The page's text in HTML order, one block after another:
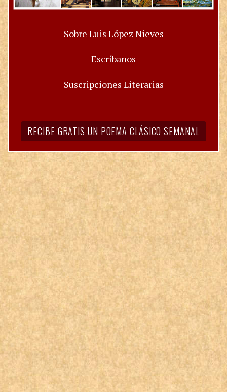
Sobre Luis López Nieves
Escríbanos
Suscripciones Literarias
RECIBE GRATIS UN POEMA CLÁSICO SEMANAL